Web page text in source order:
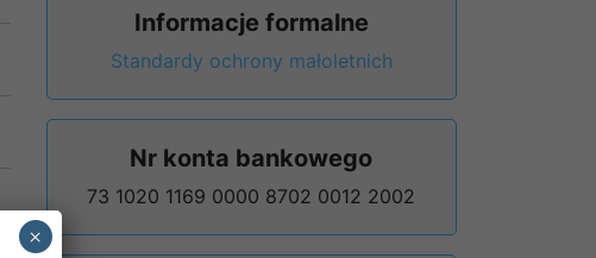
Informacje formalne
Standardy ochrony małoletnich
Nr konta bankowego
73 1020 1169 0000 8702 0012 2002
×